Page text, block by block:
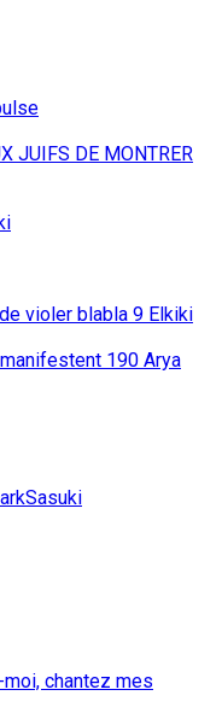
JUIFS DE MONTRER
violer blabla 9 Elkiki
190 Arya
chantez mes